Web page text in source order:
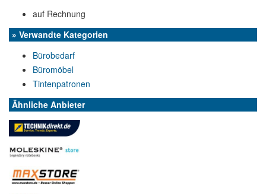
auf Rechnung
» Verwandte Kategorien
Bürobedarf
Büromöbel
Tintenpatronen
Ähnliche Anbieter